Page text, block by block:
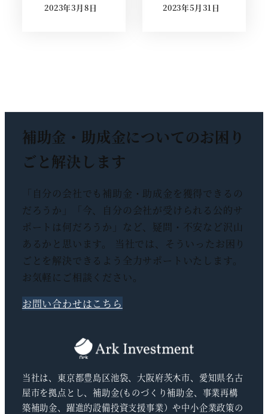
投稿日
2023年3月8日
投稿日
2023年5月31日
補助金・助成金についてのお困り
ごと解決します
「自分の会社でも補助金・助成金を獲得できるの
だろうか」「今、自分の会社が受けられる公的サ
ポートは何だろうか」など、疑問・不安など沢山
あるかと思います。 当社では、そういったお困り
ごとを解決できるよう全力サポートいたします。
お気軽にご相談ください。
お問い合わせはこちら
当社は、東京都豊島区池袋、大阪府茨木市、愛知県名古
屋市を拠点とし、補助金(ものづくり補助金、事業再構
築補助金、躍進的設備投資支援事業）や中小企業政策の